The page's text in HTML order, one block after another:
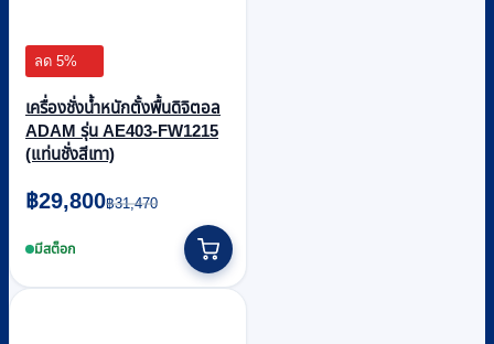
ลด 5%
เครื่องชั่งน้ำหนักตั้งพื้นดิจิตอล
ADAM รุ่น AE403-FW1215
(แท่นชั่งสีเทา)
฿31,470
Original
price
was:
฿29,800
Current
price
is:มีสต็อก